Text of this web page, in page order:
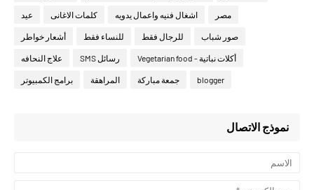
عيد كلمات الاغانى اشغال فنيه واعمال يدويه مصر
أشعار خواطر للنساء فقط للرجال فقط صور شباب
علاج النحافه رسائل SMS أكلات نباتية - Vegetarian food
برامج الكمبيوتر المراهقة جمعة مباركة blogger
نموذج الاتصال